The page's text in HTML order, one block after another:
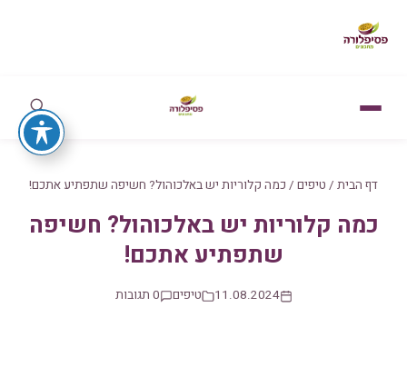
דף הבית / טיפים / כמה קלוריות יש באלכוהול? חשיפה שתפתיע אתכם!
כמה קלוריות יש באלכוהול? חשיפה
שתפתיע אתכם!
11.08.2024 טיפים 0 תגובות